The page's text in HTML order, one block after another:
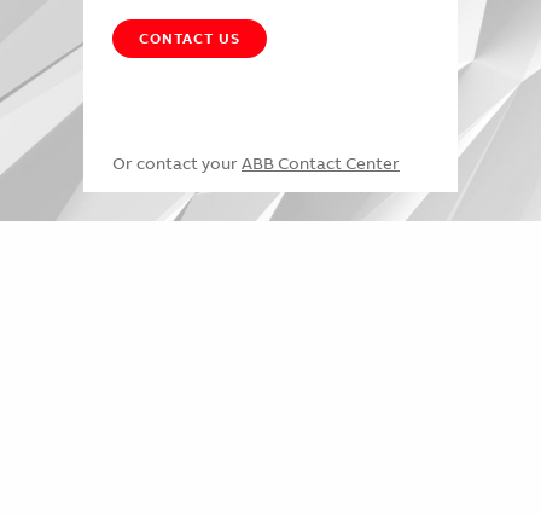
CONTACT US
Or contact your ABB Contact Center